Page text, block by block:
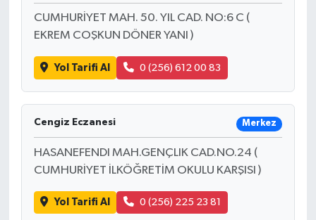
CUMHURİYET MAH. 50. YIL CAD. NO:6 C (
EKREM COŞKUN DÖNER YANI )
Yol Tarifi Al 0 (256) 612 00 83
Cengiz Eczanesi Merkez
HASANEFENDI MAH.GENÇLIK CAD.NO.24 (
CUMHURİYET İLKÖĞRETİM OKULU KARŞISI )
Yol Tarifi Al 0 (256) 225 23 81